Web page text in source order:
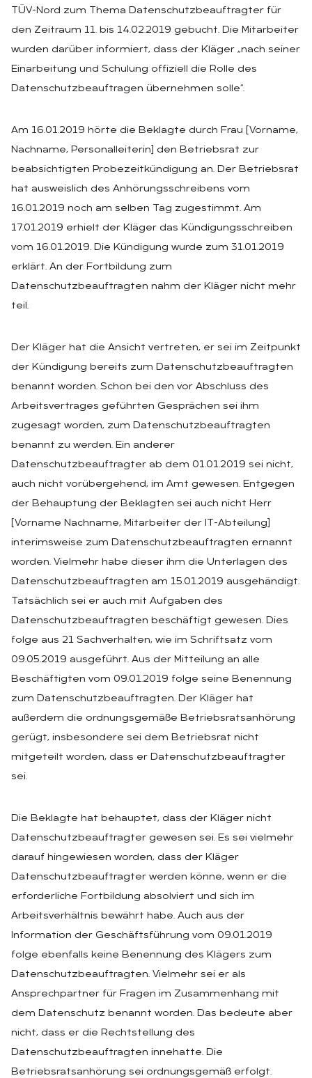
TÜV-Nord zum Thema Datenschutzbeauftragter für
den Zeitraum 11. bis 14.02.2019 gebucht. Die Mitarbeiter
wurden darüber informiert, dass der Kläger „nach seiner
Einarbeitung und Schulung offiziell die Rolle des
Datenschutzbeauftragen übernehmen solle“.
Am 16.01.2019 hörte die Beklagte durch Frau [Vorname,
Nachname, Personalleiterin] den Betriebsrat zur
beabsichtigten Probezeitkündigung an. Der Betriebsrat
hat ausweislich des Anhörungsschreibens vom
16.01.2019 noch am selben Tag zugestimmt. Am
17.01.2019 erhielt der Kläger das Kündigungsschreiben
vom 16.01.2019. Die Kündigung wurde zum 31.01.2019
erklärt. An der Fortbildung zum
Datenschutzbeauftragten nahm der Kläger nicht mehr
teil.
Der Kläger hat die Ansicht vertreten, er sei im Zeitpunkt
der Kündigung bereits zum Datenschutzbeauftragten
benannt worden. Schon bei den vor Abschluss des
Arbeitsvertrages geführten Gesprächen sei ihm
zugesagt worden, zum Datenschutzbeauftragten
benannt zu werden. Ein anderer
Datenschutzbeauftragter ab dem 01.01.2019 sei nicht,
auch nicht vorübergehend, im Amt gewesen. Entgegen
der Behauptung der Beklagten sei auch nicht Herr
[Vorname Nachname, Mitarbeiter der IT-Abteilung]
interimsweise zum Datenschutzbeauftragten ernannt
worden. Vielmehr habe dieser ihm die Unterlagen des
Datenschutzbeauftragten am 15.01.2019 ausgehändigt.
Tatsächlich sei er auch mit Aufgaben des
Datenschutzbeauftragten beschäftigt gewesen. Dies
folge aus 21 Sachverhalten, wie im Schriftsatz vom
09.05.2019 ausgeführt. Aus der Mitteilung an alle
Beschäftigten vom 09.01.2019 folge seine Benennung
zum Datenschutzbeauftragten. Der Kläger hat
außerdem die ordnungsgemäße Betriebsratsanhörung
gerügt, insbesondere sei dem Betriebsrat nicht
mitgeteilt worden, dass er Datenschutzbeauftragter
sei.
Die Beklagte hat behauptet, dass der Kläger nicht
Datenschutzbeauftragter gewesen sei. Es sei vielmehr
darauf hingewiesen worden, dass der Kläger
Datenschutzbeauftragter werden könne, wenn er die
erforderliche Fortbildung absolviert und sich im
Arbeitsverhältnis bewährt habe. Auch aus der
Information der Geschäftsführung vom 09.01.2019
folge ebenfalls keine Benennung des Klägers zum
Datenschutzbeauftragten. Vielmehr sei er als
Ansprechpartner für Fragen im Zusammenhang mit
dem Datenschutz benannt worden. Das bedeute aber
nicht, dass er die Rechtstellung des
Datenschutzbeauftragten innehatte. Die
Betriebsratsanhörung sei ordnungsgemäß erfolgt.